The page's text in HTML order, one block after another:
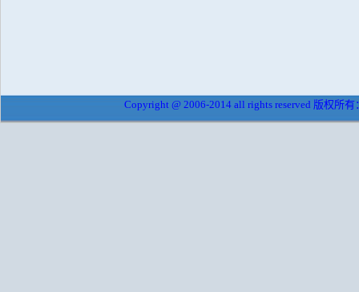
Copyright @ 2006-2014 all rights reserved 版权所